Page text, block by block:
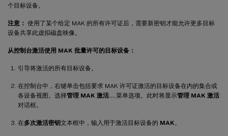
个目标设备。
注意： 使用了某个给定 MAK 的所有许可证后，需要新密钥才能允许更多目标
设备共享此虚拟磁盘映像。
从控制台激活使用 MAK 批量许可的目标设备：
引导将激活的所有目标设备。
在控制台中，右键单击包括要求 MAK 许可证激活的目标设备在内的集合或
各设备视图。选择管理 MAK 激活… 菜单选项。此时将显示管理 MAK 激活
对话框。
在多次激活密钥文本框中，输入用于激活目标设备的 MAK 。